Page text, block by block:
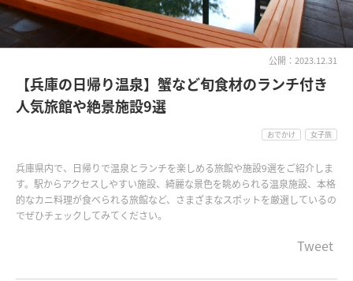
公開：2023.12.31
【兵庫の日帰り温泉】蟹など旬食材のランチ付き
人気旅館や絶景施設9選
おでかけ 女子旅
兵庫県内で、日帰りで温泉とランチを楽しめる旅館や施設9選をご紹介しま
す。駅からアクセスしやすい施設、綺麗な景色を眺められる温泉施設、本格
的なカニ料理が食べられる旅館など、さまざまなスポットを厳選しているの
でぜひチェックしてみてください。
Tweet